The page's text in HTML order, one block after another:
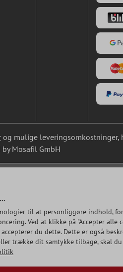
og mulige leveringsomkostninger,
Mosafil GmbH
til at personliggøre indhold,
Ved at klikke på "Accepter alle
du dette. Dette er også
trække dit samtykke tilbage, skal